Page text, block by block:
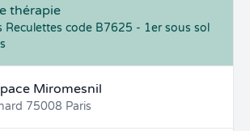
thérapie
Reculettes code B7625 - 1er sous sol
Miromesnil
75008 Paris